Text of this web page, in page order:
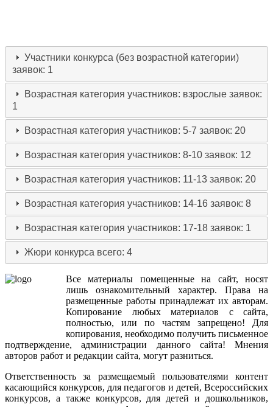
Участники конкурса (без возрастной категории)
заявок: 1
Возрастная категория участников: взрослыезаявок:
1
Возрастная категория участников: 5-7заявок: 20
Возрастная категория участников: 8-10заявок: 12
Возрастная категория участников: 11-13заявок: 20
Возрастная категория участников: 14-16заявок: 8
Возрастная категория участников: 17-18заявок: 1
Жюри конкурса всего: 4
Все материалы помещенные на сайт,носят
лишь
ознакомительный характер. Права
на
размещенные работы принадлежат их авторам.
Копирование
любых материалов с сайта,
полностью, или по частям запрещено! Для
копирования, необходимо получить письменное
подтверждение,администрации данного сайта! Мнения
авторов работ и редакции сайта, могут разниться.
Ответственность
за размещаемый пользователями
контент
касающийся конкурсов, для педагогов и детей, Всероссийских
конкурсов, а также конкурсов, для детей и дошкольников,